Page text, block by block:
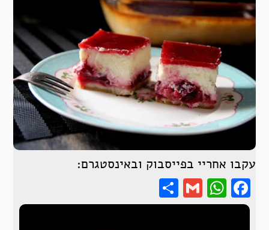
עקבו אחריי בפייסבוק ובאינסטגרם:
Facebook
WhatsApp
Gmail